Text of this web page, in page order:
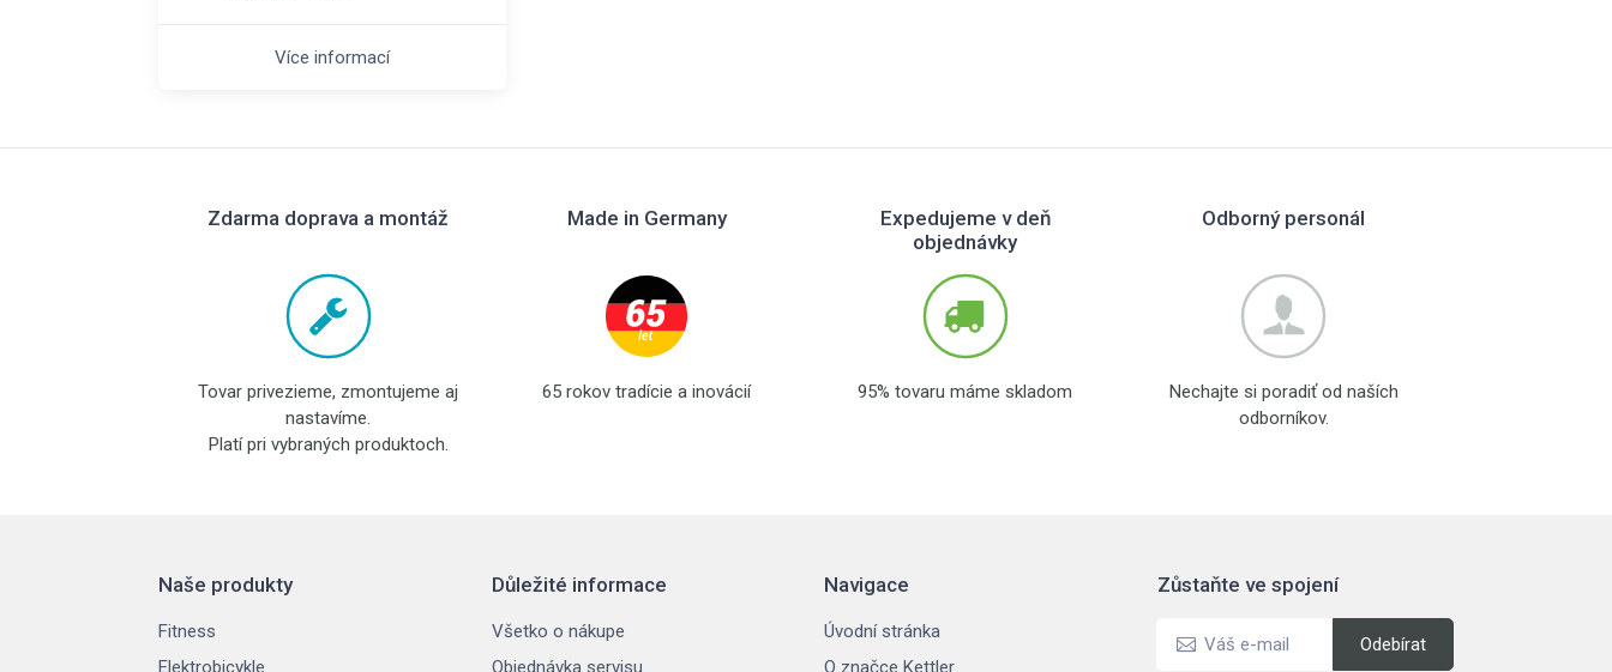
Více informací
Zdarma doprava a montáž
Tovar privezieme, zmontujeme aj
nastavíme.
Platí pri vybraných produktoch.
Made in Germany
65 rokov tradície a inovácií
Expedujeme v deň
objednávky
95% tovaru máme skladom
Odborný personál
Nechajte si poradiť od naších
odborníkov.
Naše produkty
Fitness
Elektrobicykle
Důležité informace
Všetko o nákupe
Objednávka servisu
Navigace
Úvodní stránka
O značce Kettler
Zůstaňte ve spojení